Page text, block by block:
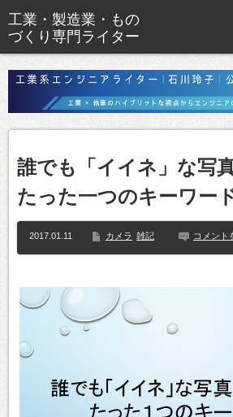
誰でも「イイネ」な写
たった一つのキーワー
2017.01.11 カメラ 雑記 コメント